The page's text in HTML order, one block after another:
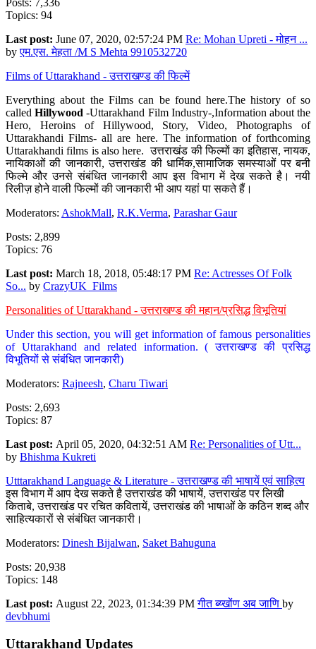
Posts: 7,336
Topics: 94
Last post: June 07, 2020, 02:57:24 PM Re: Mohan Upreti - मोहन ...
byएम.एस. मेहता /M S Mehta 9910532720
Films of Uttarakhand - उत्तराखण्ड की फिल्में
Everything about the Films can be found here.The history of so
calledHillywood-Uttarakhand Film Industry-,Information about the
Hero, Heroins of Hillywood, Story, Video, Photographs of
Uttarakhandi Films- all are here. The information of forthcoming
Uttarakhandi films is also here. उत्तराखंड की फिल्मों का इतिहास, नायक,
नायिकाओं की जानकारी, उत्तराखंड की धार्मिक,सामाजिक समस्याओं पर बनी
फिल्मे और उनसे संबंधित जानकारी आप इस विभाग में देख सकते है। नयी
रिलीज़ होने वाली फिल्मों की जानकारी भी आप यहां पा सकते हैं।
Moderators: AshokMall, R.K.Verma, Parashar Gaur
Posts: 2,899
Topics: 76
Last post: March 18, 2018, 05:48:17 PM Re: Actresses Of Folk
So... by CrazyUK_Films
Personalities of Uttarakhand - उत्तराखण्ड की महान/प्रसिद्ध विभूतियां
Under this section, you will get information of famous personalities
of Uttarakhand and related information. ( उत्तराखण्ड की प्रसिद्ध
विभूतियों से संबंधित जानकारी)
Moderators: Rajneesh, Charu Tiwari
Posts: 2,693
Topics: 87
Last post: April 05, 2020, 04:32:51 AM Re: Personalities of Utt...
by Bhishma Kukreti
Utttarakhand Language & Literature - उत्तराखण्ड की भाषायें एवं साहित्य
इस विभाग में आप देख सकते है उत्तराखंड की भाषायें, उत्तराखंड पर लिखी
किताबे, उत्तराखंड पर रचित कवितायें, उत्तराखंड की भाषाओं के कठिन शब्द और
साहित्यकारों से संबंधित जानकारी।
Moderators: Dinesh Bijalwan, Saket Bahuguna
Posts: 20,938
Topics: 148
Last post: August 22, 2023, 01:34:39 PMगीत ब्य्खोंण अब जाणि by
devbhumi
Uttarakhand Updates